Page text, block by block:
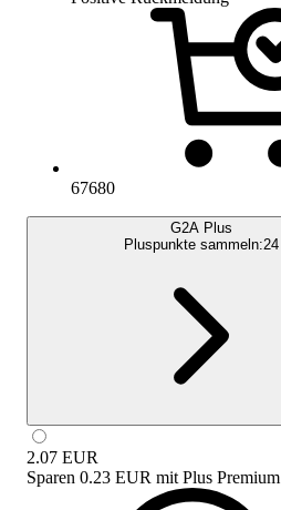
67680
G2A Plus
Pluspunkte sammeln:24
2.07 EUR
Sparen 0.23 EUR mit Plus Premium